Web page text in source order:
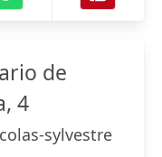
de
4
sylvestre